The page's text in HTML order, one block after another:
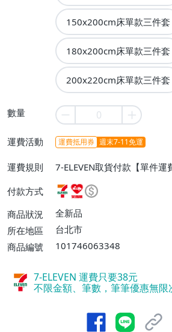
150x200cm床單款三件套
180x200cm床單款三件套
200x220cm床單款三件套
數量
運費活動 運費抵用券 週末7-11免運
運費規則
7-ELEVEN取貨付款【單件運
$990免運費】、萊爾富取貨
費$60、消費滿$990免運費】
付款方式
商品狀況
全新品
所在地區
台北市
商品編號
101746063348
7-ELEVEN 運費只要38元
不限金額、筆數，筆筆優惠無限